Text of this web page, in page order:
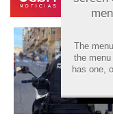
Aviso
The
the
has one,